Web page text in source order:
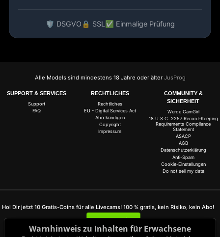
🛡️ DSGVO 🔒 SSL ✅ Einmalige Prüfung
Alle Models sind mindestens 18 Jahre oder älter JusProg
SUPPORT & SERVICES
Support
FAQ
RECHTLICHES
Rechtliches
EU - Digital Services Act
Abo kündigen
Copyright
Impressum
COMMUNITY &
SICHERHEIT
Werde CamGirl
18 U.S.C. 2257 Record-Keeping
Requirements Compliance
Statement
ASACP
AGB
Datenschutzerklärung
Anti-Spam
Cookie-Einstellungen
Do not sell my data
Hol Dir jetzt 10 Gratis-Coins für alle Livecams! 100 % gratis, kein Risiko, kein Abo!
Jetzt anmelden
Warnhinweis zu Inhalten für Erwachsene